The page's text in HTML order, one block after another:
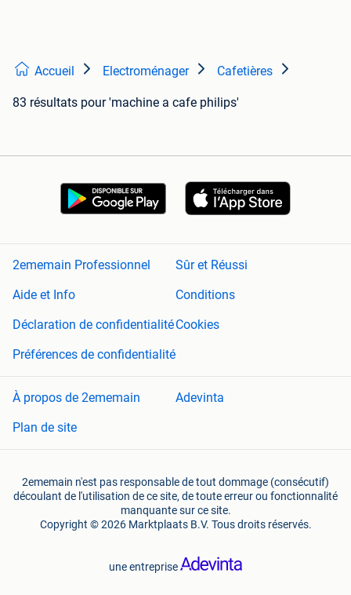
Accueil Electroménager Cafetières
83 résultats pour 'machine a cafe philips'
2ememain Professionnel
Sûr et Réussi
Aide et Info
Conditions
Déclaration de confidentialitéCookies
Préférences de confidentialité
À propos de 2ememain
Adevinta
Plan de site
2ememain n'est pas responsable de tout dommage (consécutif)
découlant de l'utilisation de ce site, de toute erreur ou fonctionnalité
manquante sur ce site.
Copyright © 2026 Marktplaats B.V. Tous droits réservés.
une entreprise